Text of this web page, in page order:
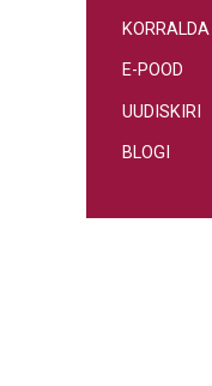
E-POOD
UUDISKIRI
BLOGI